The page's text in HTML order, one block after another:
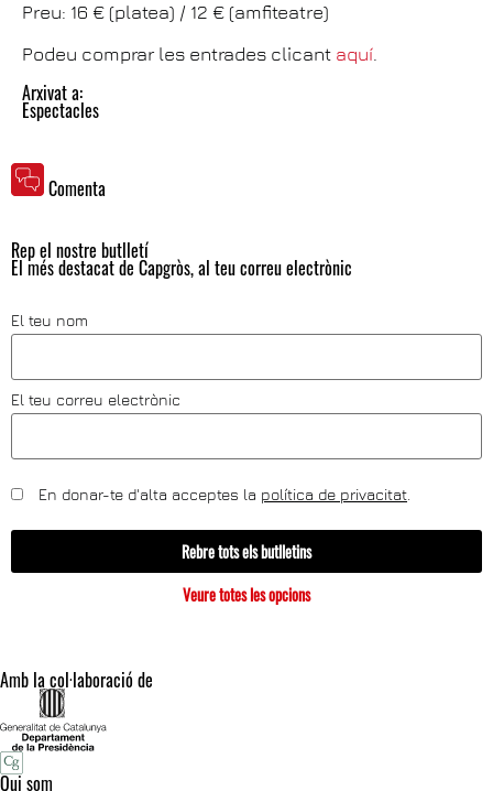
Preu: 16 € (platea) / 12 € (amfiteatre)
Podeu comprar les entrades clicant aquí.
Arxivat a:
Espectacles
Comenta
Rep el nostre butlletí
El més destacat de Capgròs, al teu correu electrònic
El teu nom
El teu correu electrònic
En donar-te d'alta acceptes la política de privacitat
Rebre tots els butlletins
Veure totes les opcions
Amb la col·laboració de
Qui som